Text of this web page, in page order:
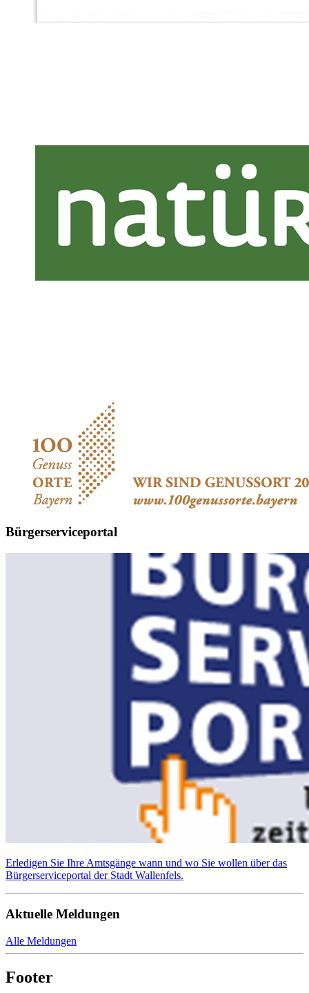
Bürgerserviceportal
Erledigen Sie Ihre Amtsgänge wann und wo Sie wollen über das
Bürgerserviceportal der Stadt Wallenfels.
Aktuelle Meldungen
Alle Meldungen
Footer